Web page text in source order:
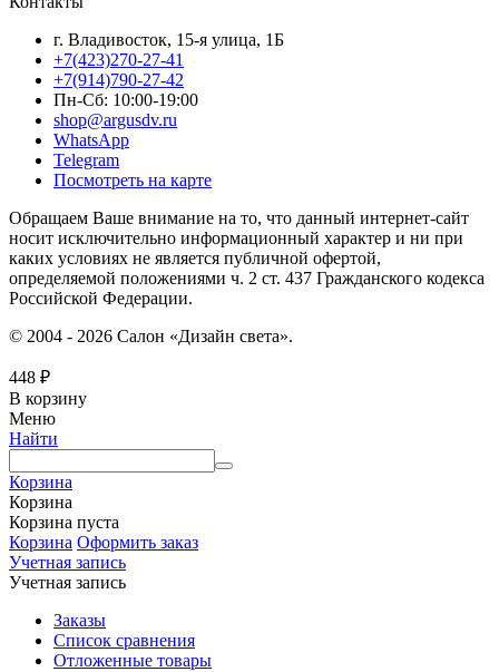
г. Владивосток, 15-я улица, 1Б
+7(423)270-27-41
+7(914)790-27-42
Пн-Сб: 10:00-19:00
shop@argusdv.ru
WhatsApp
Telegram
Посмотреть на карте
Обращаем Ваше внимание на то, что данный интернет-сайт
носит исключительно информационный характер и ни при
каких условиях не является публичной офертой,
определяемой положениями ч. 2 ст. 437 Гражданского кодекса
Российской Федерации.
© 2004 - 2026 Салон «Дизайн света».
448 ₽
В корзину
Меню
Найти
Корзина
Корзина
Корзина пуста
Корзина Оформить заказ
Учетная запись
Учетная запись
Заказы
Список сравнения
Отложенные товары